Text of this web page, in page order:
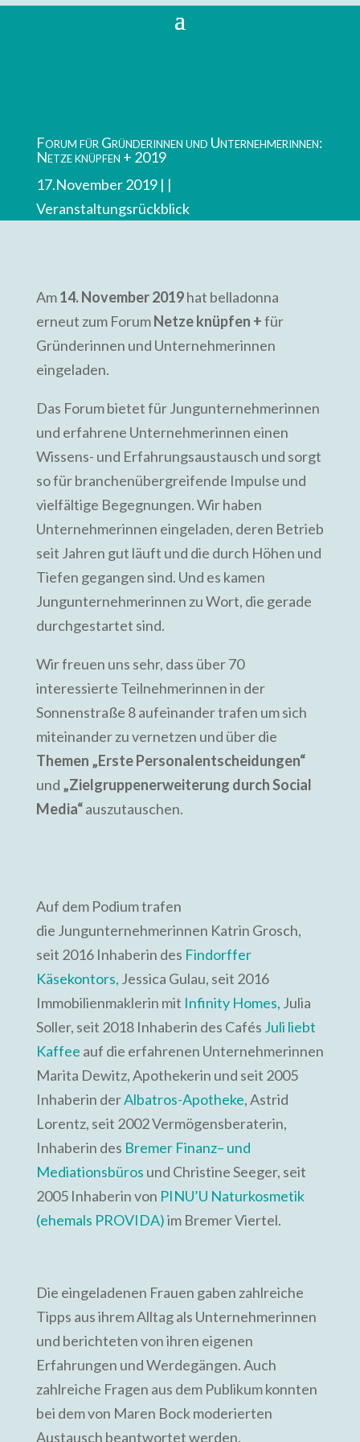
Forum für Gründerinnen und Unternehmerinnen:
Netze knüpfen + 2019
17.November 2019 |
Veranstaltungsrückblick
Am14. November 2019hat belladonna
erneut zum ForumNetze knüpfen +für
Gründerinnen und Unternehmerinnen
eingeladen.
Das Forum bietet für Jungunternehmerinnen
und erfahrene Unternehmerinnen einen
Wissens- und Erfahrungsaustausch und sorgt
so für branchenübergreifende Impulse und
vielfältige Begegnungen. Wir haben
Unternehmerinnen eingeladen, deren Betrieb
seit Jahren gut läuft und die durch Höhen und
Tiefen gegangen sind. Und es kamen
Jungunternehmerinnen zu Wort, die gerade
durchgestartet sind.
Wir freuen uns sehr, dass über 70
interessierte Teilnehmerinnen in der
Sonnenstraße 8 aufeinander trafen um sich
miteinander zu vernetzen und über die
Themen „Erste Personalentscheidungen“
und „Zielgruppenerweiterung durch Social
Media“auszutauschen.
Auf dem Podium trafen
die Jungunternehmerinnen Katrin Grosch,
seit 2016 Inhaberin des Findorffer
Käsekontors, Jessica Gulau, seit 2016
Immobilienmaklerin mit Infinity Homes, Julia
Soller, seit 2018 Inhaberin des Cafés Juli liebt
Kaffee auf die erfahrenen Unternehmerinnen
Marita Dewitz, Apothekerin und seit 2005
Inhaberin derAlbatros-Apotheke, Astrid
Lorentz, seit 2002 Vermögensberaterin,
Inhaberin des Bremer Finanz– und
Mediationsbüros und Christine Seeger, seit
2005 Inhaberin von PINU’U Naturkosmetik
(ehemals PROVIDA)im Bremer Viertel.
Die eingeladenen Frauen gaben zahlreiche
Tipps aus ihrem Alltag als Unternehmerinnen
und berichteten von ihren eigenen
Erfahrungen und Werdegängen. Auch
zahlreiche Fragen aus dem Publikum konnten
bei dem von Maren Bock moderierten
Austausch beantwortet werden.